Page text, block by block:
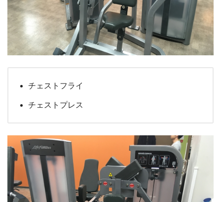
チェストフライ
チェストプレス